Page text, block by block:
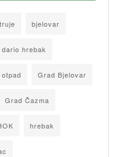
bjelovar
dario hrebak
Grad Bjelovar
Grad Čazma
hrebak